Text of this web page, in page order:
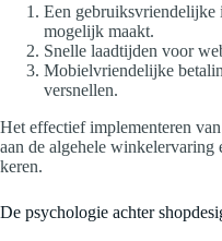
Een gebruiksvriendelijke
mogelijk maakt.
Snelle laadtijden voor
Mobielvriendelijke
versnellen.
Het effectief implementeren
aan de algehele winkelervaring
keren.
De psychologie achter